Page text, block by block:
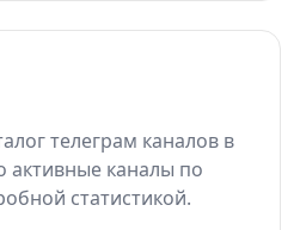
телеграм каналов в
активные каналы по
статистикой.